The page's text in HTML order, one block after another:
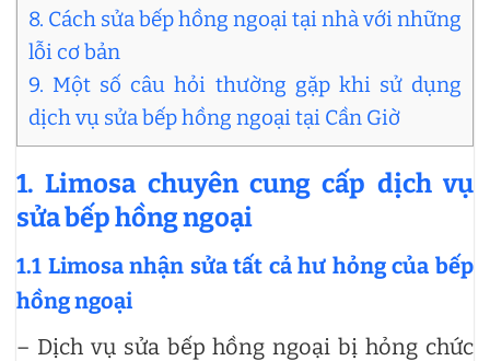
8. Cách sửa bếp hồng ngoại tại nhà với những
lỗi cơ bản
9. Một số câu hỏi thường gặp khi sử dụng
dịch vụ sửa bếp hồng ngoại tại Cần Giờ
1. Limosa chuyên cung cấp dịch vụ
sửa bếp hồng ngoại
1.1 Limosa nhận sửa tất cả hư hỏng của bếp
hồng ngoại
– Dịch vụ sửa bếp hồng ngoại bị hỏng chức